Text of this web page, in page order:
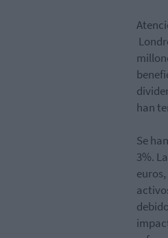
han
Se
3%.